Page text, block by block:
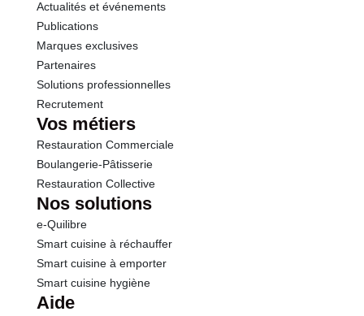
Conformément aux informations transmises
par le(s) fournisseur(s) de Transgourmet
Opérations
Sel
Actualités et événements
Publications
Marques exclusives
Partenaires
Solutions professionnelles
Recrutement
Vos métiers
Restauration Commerciale
Boulangerie-Pâtisserie
Restauration Collective
Nos solutions
e-Quilibre
Smart cuisine à réchauffer
Smart cuisine à emporter
Smart cuisine hygiène
Aide